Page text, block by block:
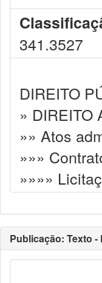
341.3527
DIREITO
» DIREITO
»» Atos
»»»
»»»»
Publicação: Texto